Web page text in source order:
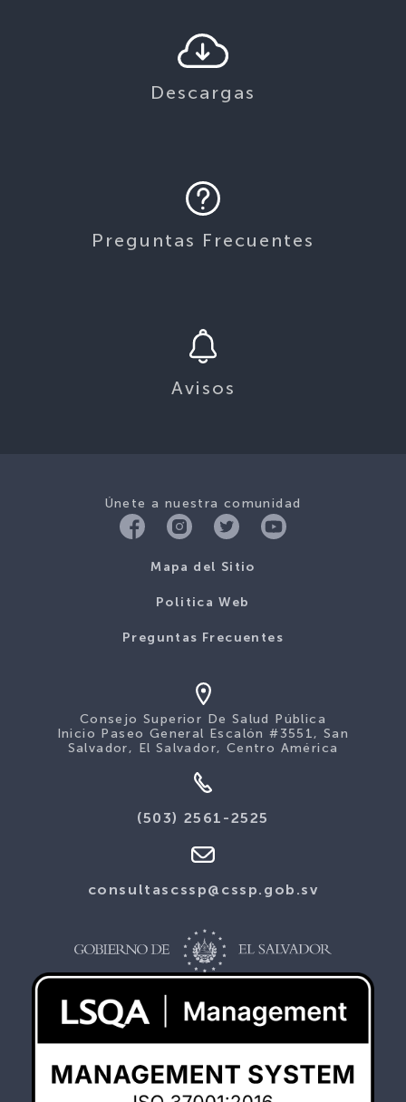
Descargas
Preguntas Frecuentes
Avisos
Únete a nuestra comunidad
Mapa del Sitio
Politica Web
Preguntas Frecuentes
Consejo Superior De Salud Pública
Inicio Paseo General Escalón #3551, San
Salvador, El Salvador, Centro América
(503) 2561-2525
consultascssp@cssp.gob.sv